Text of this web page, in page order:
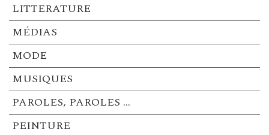
LITTERATURE
MÉDIAS
MODE
MUSIQUES
PAROLES, PAROLES …
PEINTURE